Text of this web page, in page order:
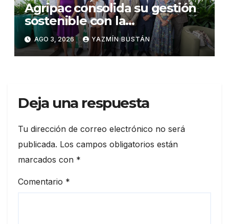
Agripac consolida su gestión
sostenible con la
presentación de su octava
Memoria de Sostenibilidad
AGO 3, 2026 YAZMÍN BUSTÁN
Deja una respuesta
Tu dirección de correo electrónico no será
publicada. Los campos obligatorios están
marcados con *
Comentario *